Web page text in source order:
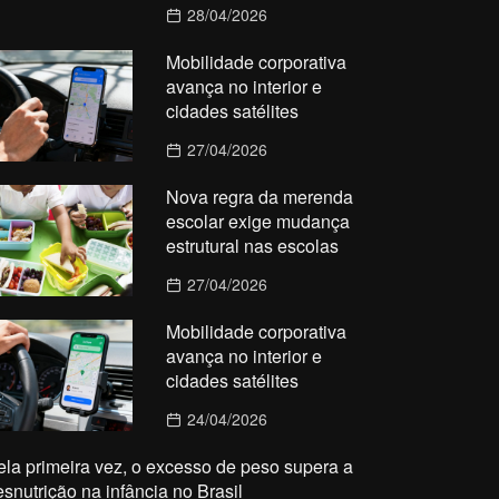
28/04/2026
Mobilidade corporativa
avança no interior e
cidades satélites
27/04/2026
Nova regra da merenda
escolar exige mudança
estrutural nas escolas
27/04/2026
Mobilidade corporativa
avança no interior e
cidades satélites
24/04/2026
primeira vez, o excesso de peso supera a
na infância no Brasil